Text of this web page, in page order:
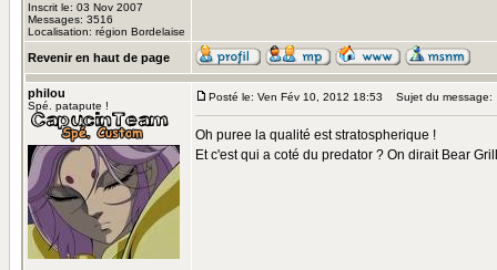
Inscrit le: 03 Nov 2007
Messages: 3516
Localisation: région Bordelaise
Revenir en haut de page
philou
Spé. patapute !
Posté le: Ven Fév 10, 2012 18:53 Sujet du message:
Oh puree la qualité est stratospherique !
Et c'est qui a coté du predator ? On dirait Bear